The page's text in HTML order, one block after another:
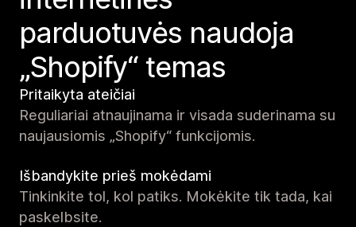
parduotuvės naudoja
„Shopify“ temas
Pritaikyta ateičiai
Reguliariai atnaujinama ir visada suderinama su
naujausiomis „Shopify“ funkcijomis.
Išbandykite prieš mokėdami
Tinkinkite tol, kol patiks. Mokėkite tik tada, kai
paskelbsite.